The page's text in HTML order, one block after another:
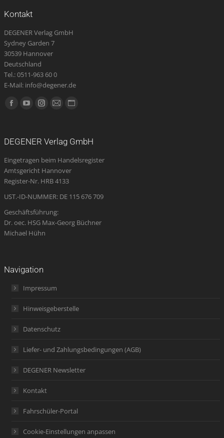
Kontakt
DEGENER Verlag GmbH
Sydney Garden 7
30539 Hannover
Deutschland
Tel.: 0511-963 60 0
E-Mail: info@degener.de
Finden Sie uns auf:
Facebook
new
window
YouTube
new
window
Instagram
new
window
E-
opens
in
new
Website
new
DEGENER Verlag GmbH
Eingetragen beim Handelsregister
Amtsgericht Hannover
Register-Nr. HRB 4133
UST.-ID-NUMMER: DE 115 676 709
Geschäftsführung:
Dr. oec. HSG Max-Georg Büchner
Michael Hühn
Navigation
Impressum
Hinweisgeberstelle
Datenschutz
Liefer- und Zahlungsbedingungen (AGB)
DEGENER Newsletter
Kontakt
Fahrschüler-Portal
Cookie-Einstellungen anpassen